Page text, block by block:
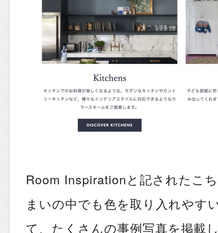
Room Inspirationと記されたこ
まいの中でも色を取り入れやす
て、たくさんの事例写真を掲載